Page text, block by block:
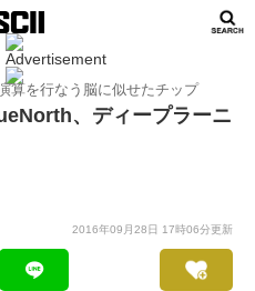
算を行なう脳に似せたチップ
、ディープラーニ
2016年09月28日 17時06分更新